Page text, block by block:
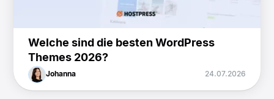
Welche sind die besten WordPress
Themes 2026?
Johanna 24.07.2026